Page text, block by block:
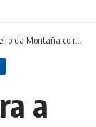
respaldo da Deputación
a